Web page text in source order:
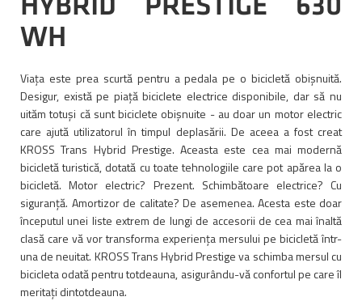
WH
Viața este prea scurtă pentru a pedala pe o bicicletă obișnuită.
Desigur, există pe piață biciclete electrice disponibile, dar să nu
uităm totuși că sunt biciclete obișnuite - au doar un motor electric
care ajută utilizatorul în timpul deplasării. De aceea a fost creat
KROSS Trans Hybrid Prestige. Aceasta este cea mai modernă
bicicletă turistică, dotată cu toate tehnologiile care pot apărea la o
bicicletă. Motor electric? Prezent. Schimbătoare electrice? Cu
siguranță. Amortizor de calitate? De asemenea. Acesta este doar
începutul unei liste extrem de lungi de accesorii de cea mai înaltă
clasă care vă vor transforma experiența mersului pe bicicletă într-
una de neuitat. KROSS Trans Hybrid Prestige va schimba mersul cu
bicicleta odată pentru totdeauna, asigurându-vă confortul pe care îl
meritați dintotdeauna.